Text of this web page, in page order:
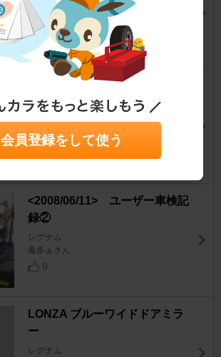
保健室＠ワークスさん
0
レグナム
0
<2008/06/11> ユーザー車検記
録②
レグナム
毒多ぁさん
0
LONZA ブルーワイドドアミラ
ー
レグナム
会員登録をして使う